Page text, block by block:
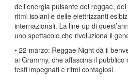
dell’energia pulsante del reggae,
ritmi isolani e delle elettrizzanti
internazionali. La line-up di
uno spettacolo che rivoluziona il
• 22 marzo: Reggae Night dà il
ai Grammy, che affascina il pubblico
testi impegnati e ritmi contagiosi.